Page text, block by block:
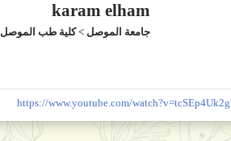
karam elham
جامعة الموصل >كلية طب الموصل
https://www.youtube.com/